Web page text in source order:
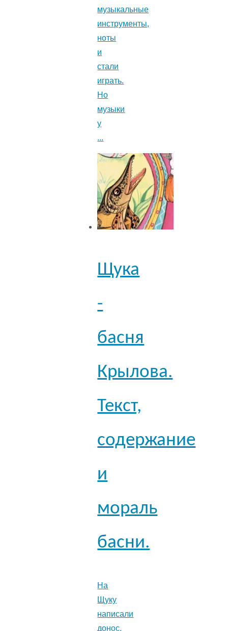
музыкальные
инструменты,
ноты
и
стали
играть.
Но
музыки
у
...
Щука
-
басня
Крылова.
Текст,
содержание
и
мораль
басни.
На
Щуку
написали
донос,